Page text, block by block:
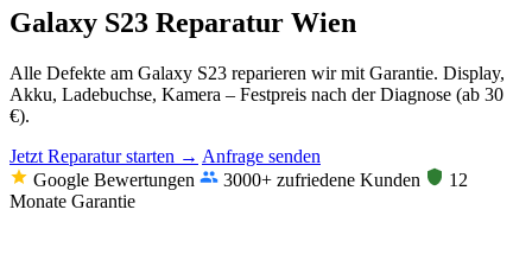
Galaxy S23 Reparatur Wien
Alle Defekte am Galaxy S23 reparieren wir mit Garantie. Display,
Akku, Ladebuchse, Kamera – Festpreis nach der Diagnose (ab 30
€).
Jetzt Reparatur starten → Anfrage senden
Google Bewertungen
3000+ zufriedene Kunden
12
Monate Garantie